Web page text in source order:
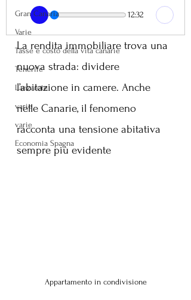
Gran Canaria
Varie
Tasse e costo della vita canarie
Tenerife
Lanzarote
varie
varie
Economia Spagna
12:32
La rendita immobiliare trova una
nuova strada: dividere
l’abitazione in camere. Anche
nelle Canarie, il fenomeno
racconta una tensione abitativa
sempre più evidente
Appartamento in condivisione